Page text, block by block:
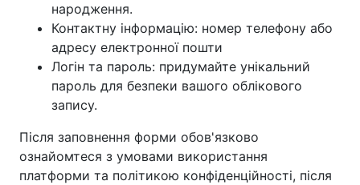
народження.
Контактну інформацію: номер телефону або
адресу електронної пошти
Логін та пароль: придумайте унікальний
пароль для безпеки вашого облікового
запису.
Після заповнення форми обов'язково
ознайомтеся з умовами використання
платформи та політикою конфіденційності, після